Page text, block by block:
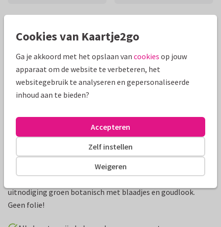
Mooie extra's bij je kaart
Productinformatie
Stijlvolle en romantische geregistreerd partnerschap
uitnodiging groen botanisch met blaadjes en goudlook.
Geen folie!
Cookies van Kaartje2go
Ga je akkoord met het opslaan van cookies op jouw
apparaat om de website te verbeteren, het
websitegebruik te analyseren en gepersonaliseerde
inhoud aan te bieden?
Weigeren
Zelf instellen
Accepteren